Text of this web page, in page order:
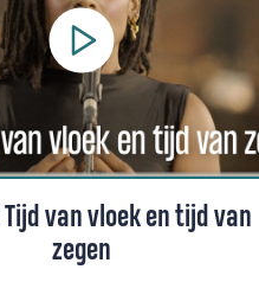
Tijd van vloek en tijd van
zegen